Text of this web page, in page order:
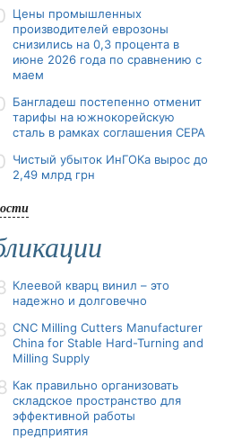
Цены промышленных
производителей еврозоны
снизились на 0,3 процента в
июне 2026 года по сравнению с
маем
Бангладеш постепенно отменит
тарифы на южнокорейскую
сталь в рамках соглашения CEPA
Чистый убыток ИнГОКа вырос до
2,49 млрд грн
Клеевой кварц винил – это
надежно и долговечно
CNC Milling Cutters Manufacturer
China for Stable Hard-Turning and
Milling Supply
Как правильно организовать
складское пространство для
эффективной работы
предприятия